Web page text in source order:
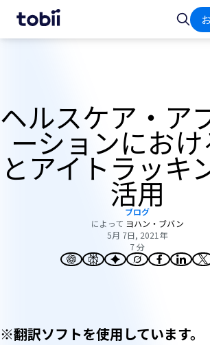
ー
検
索
ヘルスケア・ア
ーションにおけ
とアイトラッキ
活用
ブログ
によって ヨハン・ブバン
5月 7日, 2021年
7 分
※翻訳ソフトを使用しています。